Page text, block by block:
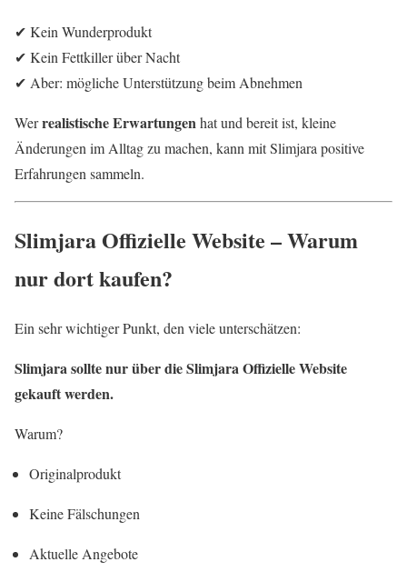
✔ Kein Wunderprodukt
✔ Kein Fettkiller über Nacht
✔ Aber: mögliche Unterstützung beim Abnehmen
Werrealistische Erwartungenhat und bereit ist, kleine
Änderungen im Alltag zu machen, kann mit Slimjara positive
Erfahrungen sammeln.
Slimjara Offizielle Website – Warum
nur dort kaufen?
Ein sehr wichtiger Punkt, den viele unterschätzen:
Slimjara sollte nur über die Slimjara Offizielle Website
gekauft werden.
Warum?
Originalprodukt
Keine Fälschungen
Aktuelle Angebote